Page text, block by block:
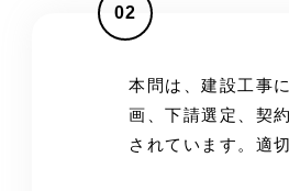
02
本問は、建設工事
画、下請選定、契
されています。適